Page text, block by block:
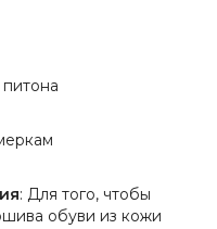
: Для того, чтобы
обуви из кожи